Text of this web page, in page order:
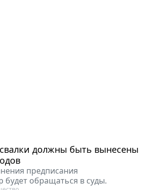
предписания
обращаться в суды.